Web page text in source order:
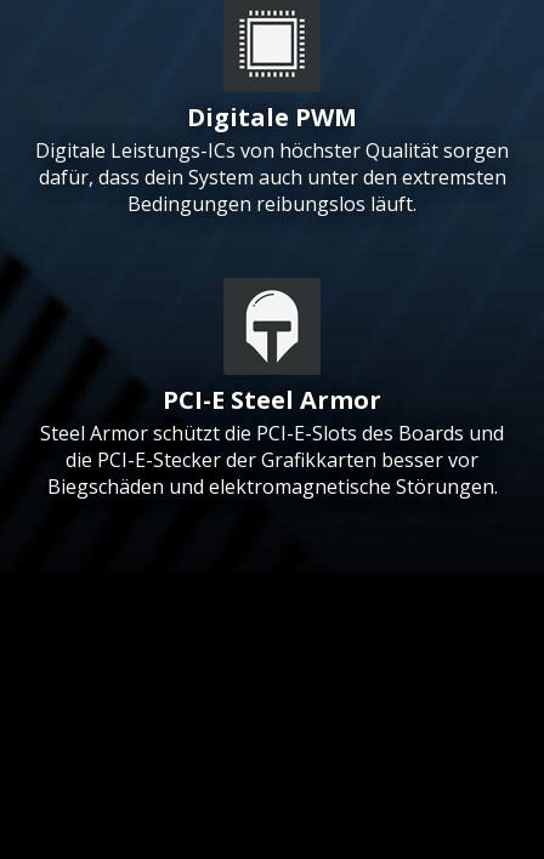
Digitale PWM
Digitale Leistungs-ICs von höchster Qualität sorgen
dafür, dass dein System auch unter den extremsten
Bedingungen reibungslos läuft.
PCI-E Steel Armor
Steel Armor schützt die PCI-E-Slots des Boards und
die PCI-E-Stecker der Grafikkarten besser vor
Biegschäden und elektromagnetische Störungen.